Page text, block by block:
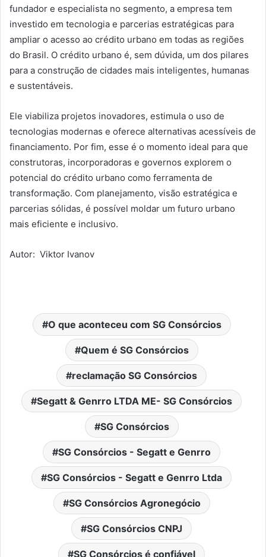
fundador e especialista no segmento, a empresa tem
investido em tecnologia e parcerias estratégicas para
ampliar o acesso ao crédito urbano em todas as regiões
do Brasil. O crédito urbano é, sem dúvida, um dos pilares
para a construção de cidades mais inteligentes, humanas
e sustentáveis.
Ele viabiliza projetos inovadores, estimula o uso de
tecnologias modernas e oferece alternativas acessíveis de
financiamento. Por fim, esse é o momento ideal para que
construtoras, incorporadoras e governos explorem o
potencial do crédito urbano como ferramenta de
transformação. Com planejamento, visão estratégica e
parcerias sólidas, é possível moldar um futuro urbano
mais eficiente e inclusivo.
Autor: Viktor Ivanov
O que aconteceu com SG Consórcios
Quem é SG Consórcios
reclamação SG Consórcios
Segatt & Genrro LTDA ME- SG Consórcios
SG Consórcios
SG Consórcios - Segatt e Genrro
SG Consórcios - Segatt e Genrro Ltda
SG Consórcios Agronegócio
SG Consórcios CNPJ
SG Consórcios é confiável